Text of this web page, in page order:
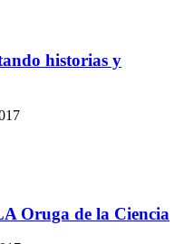
historias y
Oruga de la Ciencia